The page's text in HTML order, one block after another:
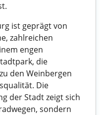
ist geprägt von
zahlreichen
engen
die
den Weinbergen
Die
der Stadt zeigt sich
sondern